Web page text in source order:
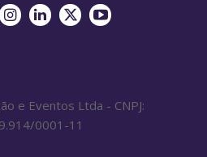
e Eventos Ltda - CNPJ:
0001-11